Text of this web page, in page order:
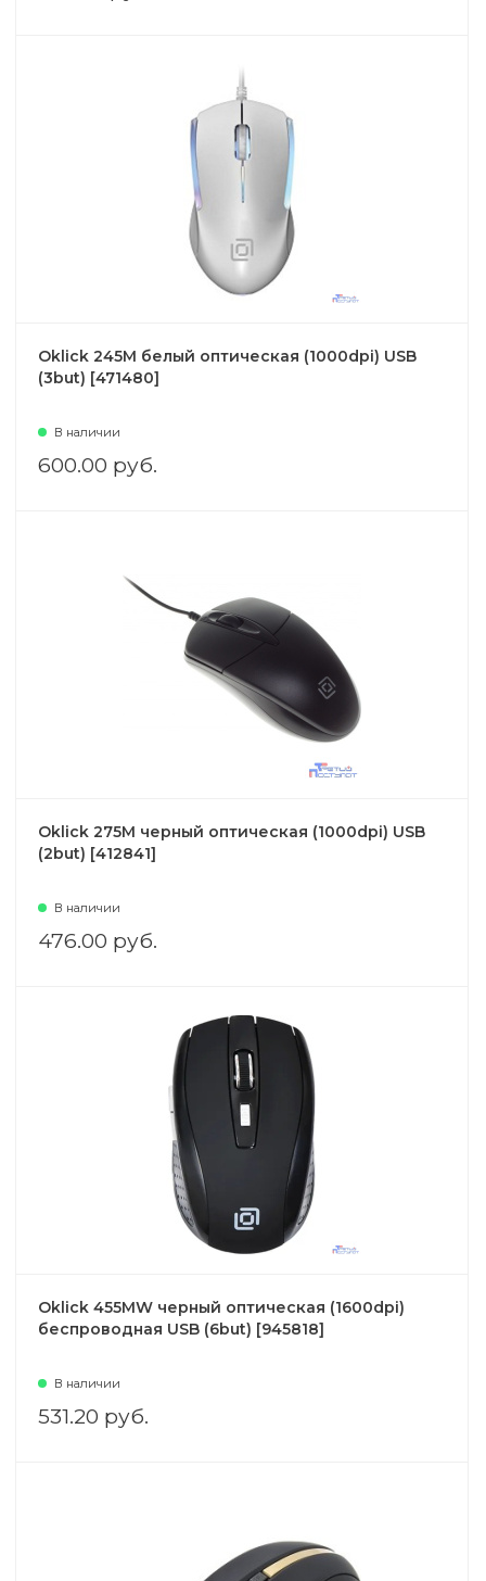
Oklick 245M белый оптическая (1000dpi) USB
(3but) [471480]
В наличии
600.00 руб.
Oklick 275M черный оптическая (1000dpi) USB
(2but) [412841]
В наличии
476.00 руб.
Oklick 455MW черный оптическая (1600dpi)
беспроводная USB (6but) [945818]
В наличии
531.20 руб.